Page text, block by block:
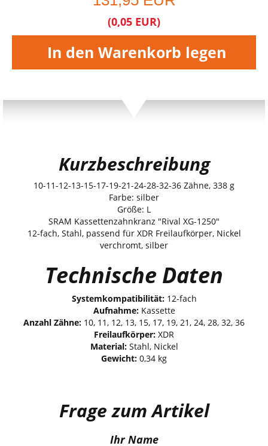
(0,05 EUR)
In den Warenkorb legen
Kurzbeschreibung
10-11-12-13-15-17-19-21-24-28-32-36 Zähne, 338 g
Farbe: silber
Größe: L
SRAM Kassettenzahnkranz "Rival XG-1250"
12-fach, Stahl, passend für XDR Freilaufkörper, Nickel
verchromt, silber
Technische Daten
Systemkompatibilität:12-fach
Aufnahme:Kassette
Anzahl Zähne: 10, 11, 12, 13, 15, 17, 19, 21, 24, 28, 32, 36
Freilaufkörper: XDR
Material:Stahl, Nickel
Gewicht: 0,34 kg
Frage zum Artikel
Ihr Name